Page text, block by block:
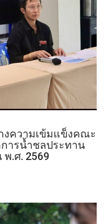
งความเข้มแข็งคณะ
ารน้ำชลประทาน
.ศ. 2569